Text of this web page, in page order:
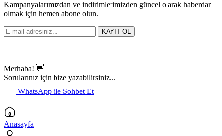
Kampanyalarımızdan ve indirimlerimizden güncel olarak haberdar
olmak için hemen abone olun.
KAYIT OL
Merhaba! 👋
Sorularınız için bize yazabilirsiniz...
WhatsApp ile Sohbet Et
Anasayfa